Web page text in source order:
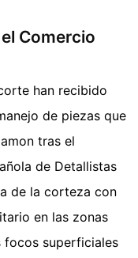
Comercio
han recibido
de piezas que
tras el
de Detallistas
de la corteza con
en las zonas
focos superficiales